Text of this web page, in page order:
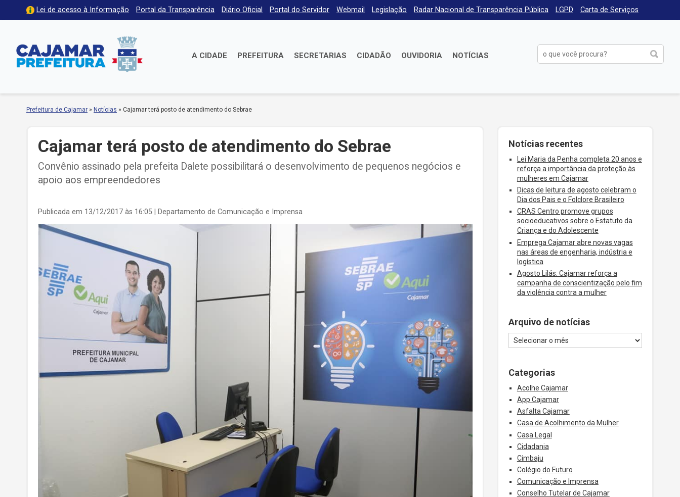
Lei de acesso à Informação Portal da Transparência Diário Oficial Portal do Servidor Webmail Legislação Radar Nacional de Transparência Pública LGPD Carta de Serviços
A CIDADE PREFEITURA SECRETARIAS CIDADÃO OUVIDORIA NOTÍCIAS
Prefeitura de Cajamar » Notícias » Cajamar terá posto de atendimento do Sebrae
Cajamar terá posto de atendimento do Sebrae
Convênio assinado pela prefeita Dalete possibilitará o desenvolvimento de pequenos negócios e
apoio aos empreendedores
Publicada em 13/12/2017 às 16:05 | Departamento de Comunicação e Imprensa
Notícias recentes
Lei Maria da Penha completa 20 anos e
reforça a importância da proteção às
mulheres em Cajamar
Dicas de leitura de agosto celebram o
Dia dos Pais e o Folclore Brasileiro
CRAS Centro promove grupos
socioeducativos sobre o Estatuto da
Criança e do Adolescente
Emprega Cajamar abre novas vagas
nas áreas de engenharia, indústria e
logística
Agosto Lilás: Cajamar reforça a
campanha de conscientização pelo fim
da violência contra a mulher
Arquivo de notícias
Categorias
Acolhe Cajamar
App Cajamar
Asfalta Cajamar
Casa de Acolhimento da Mulher
Casa Legal
Cidadania
Cimbaju
Colégio do Futuro
Comunicação e Imprensa
Conselho Tutelar de Cajamar